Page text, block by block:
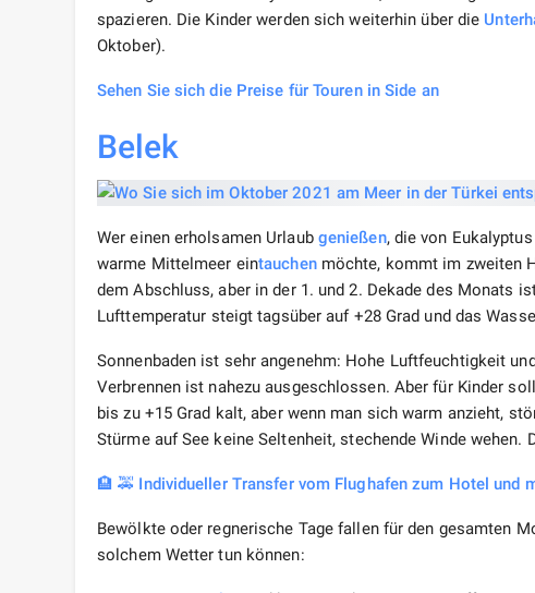
spazieren. Die Kinder werden sich weiterhin über die
Oktober).
Sehen Sie sich die Preise für Touren in Side an
Belek
Wer einen erholsamen Urlaub genießen, die von
warme Mittelmeer eintauchenmöchte, kommt im zweiten
dem Abschluss, aber in der 1. und 2. Dekade des Monats
Lufttemperatur steigt tagsüber auf +28 Grad und das
Sonnenbaden ist sehr angenehm: Hohe Luftfeuchtigkeit
Verbrennen ist nahezu ausgeschlossen. Aber für Kinder
bis zu +15 Grad kalt, aber wenn man sich warm anzieht,
Stürme auf See keine Seltenheit, stechende Winde
🏨 🚕 Individueller Transfer vom Flughafen zum Hotel und
Bewölkte oder regnerische Tage fallen für den gesamten
solchem ​​Wetter tun können: